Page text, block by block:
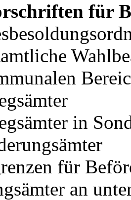
für
in
für
an